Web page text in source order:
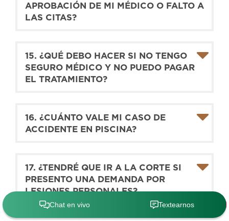
APROBACIÓN DE MI MÉDICO O FALTO A
LAS CITAS?
15. ¿QUÉ DEBO HACER SI NO TENGO
SEGURO MÉDICO Y NO PUEDO PAGAR
EL TRATAMIENTO?
16. ¿CUÁNTO VALE MI CASO DE
ACCIDENTE EN PISCINA?
17. ¿TENDRÉ QUE IR A LA CORTE SI
PRESENTO UNA DEMANDA POR
LESIONES PERSONALES?